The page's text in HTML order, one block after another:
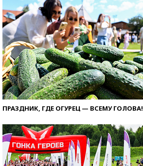
ПРАЗДНИК, ГДЕ ОГУРЕЦ — ВСЕМУ ГОЛОВА!